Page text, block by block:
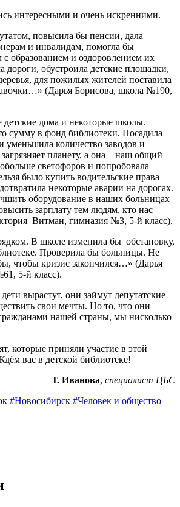
интересными и очень искренними.
повысила бы пенсии, дала
и инвалидам, помогла бы
образованием и оздоровлением их
дороги, обустроила детские площадки,
для пожилых жителей поставила
(Дарья Борисова, школа №190,
дома и некоторые школы.
сумму в фонд библиотеки. Посадила
уменьшила количество заводов и
планету, а она – наш общий
светофоров и попробовала
было купить водительские права –
некоторые аварии на дорогах.
оборудование в наших больницах
зарплату тем людям, кто нас
Витман, гимназия №3, 5-й класс).
В школе изменила бы обстановку,
Проверила бы больницы. Не
чтобы кризис закончился…» (Дарья
5-й класс).
вырастут, они займут депутатские
свои мечты. Но то, что они
нашей страны, мы нисколько
которые приняли участие в этой
вас в детской библиотеке!
Т. Иванова, специалист ЦБС
#Новосибирск #Человек и общество